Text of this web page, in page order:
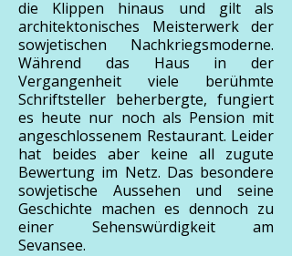
die Klippen hinaus und gilt als
architektonisches Meisterwerk der
sowjetischen Nachkriegsmoderne.
Während das Haus in der
Vergangenheit viele berühmte
Schriftsteller beherbergte, fungiert
es heute nur noch als Pension mit
angeschlossenem Restaurant. Leider
hat beides aber keine all zugute
Bewertung im Netz. Das besondere
sowjetische Aussehen und seine
Geschichte machen es dennoch zu
einer Sehenswürdigkeit am
Sevansee.